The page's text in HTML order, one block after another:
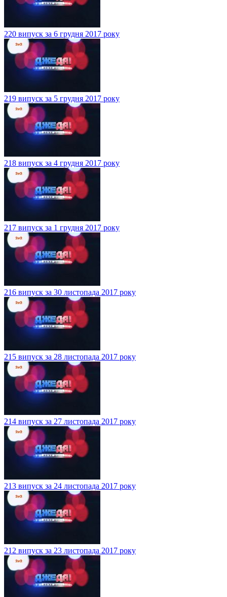
220 випуск за 6 грудня 2017 року
219 випуск за 5 грудня 2017 року
218 випуск за 4 грудня 2017 року
217 випуск за 1 грудня 2017 року
216 випуск за 30 листопада 2017 року
215 випуск за 28 листопада 2017 року
214 випуск за 27 листопада 2017 року
213 випуск за 24 листопада 2017 року
212 випуск за 23 листопада 2017 року